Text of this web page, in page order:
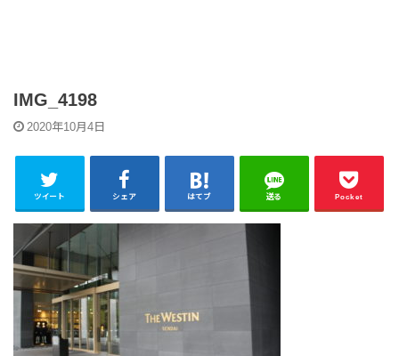
IMG_4198
2020年10月4日
ツイート シェア はてブ 送る Pocket